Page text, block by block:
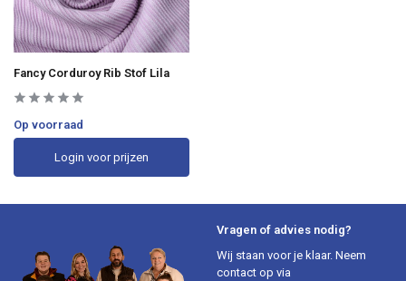
Fancy Corduroy Rib Stof Lila
Op voorraad
Login voor prijzen
Vragen of advies nodig?
Wij staan voor je klaar. Neem
contact op via